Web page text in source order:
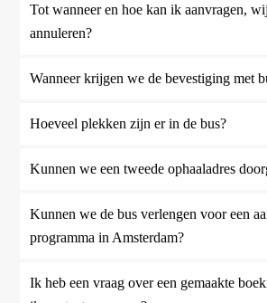
Tot wanneer en hoe kan ik aanvragen,
annuleren?
Wanneer krijgen we de bevestiging met
Hoeveel plekken zijn er in de bus?
Kunnen we een tweede ophaaladres
Kunnen we de bus verlengen voor een
programma in Amsterdam?
Ik heb een vraag over een gemaakte